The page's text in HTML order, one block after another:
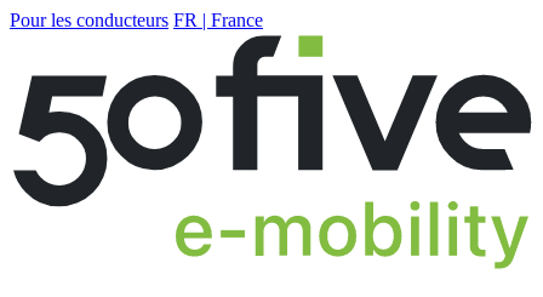
Pour les conducteurs FR | France